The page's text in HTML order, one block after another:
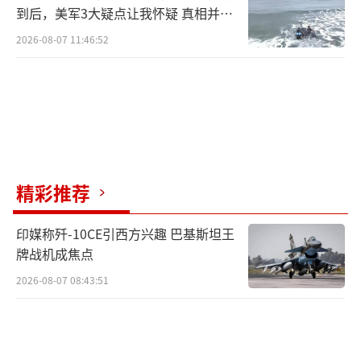
人机是通过光纤连接无人机和操作员，来传输
控制信号和视频数据的，由于光纤以光脉冲形
到后，美军3大疑点让我怀疑 真相并非
如此
2026-08-07 11:46:52
精彩推荐
印媒称歼-10CE引西方兴趣 巴基斯坦王
牌战机成焦点
2026-08-07 08:43:51